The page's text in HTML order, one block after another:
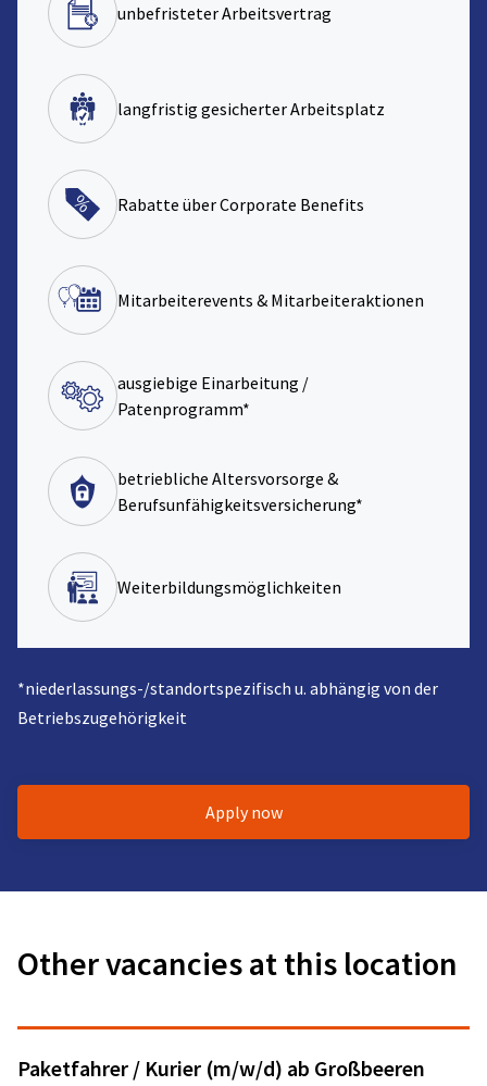
unbefristeter Arbeitsvertrag
langfristig gesicherter Arbeitsplatz
Rabatte über Corporate Benefits
Mitarbeiterevents & Mitarbeiteraktionen
ausgiebige Einarbeitung /
Patenprogramm*
betriebliche Altersvorsorge &
Berufsunfähigkeitsversicherung*
Weiterbildungsmöglichkeiten
*niederlassungs-/standortspezifisch u. abhängig von der
Betriebszugehörigkeit
Apply now
Other vacancies at this location
Paketfahrer / Kurier (m/w/d) ab Großbeeren